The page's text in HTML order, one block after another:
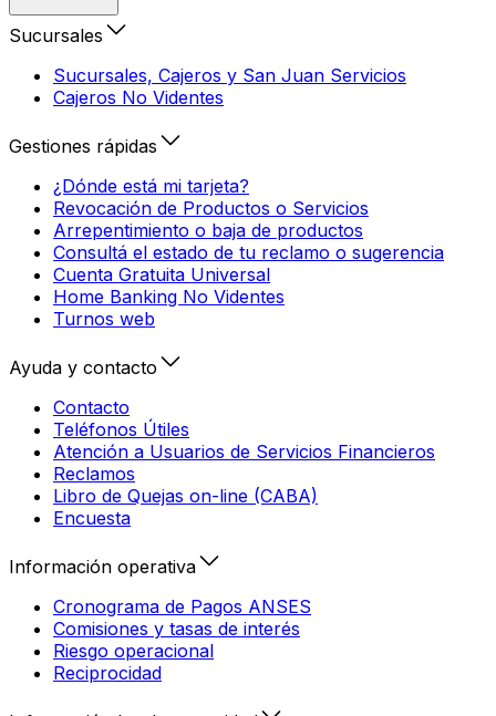
Sucursales
Sucursales, Cajeros y San Juan Servicios
Cajeros No Videntes
Gestiones rápidas
¿Dónde está mi tarjeta?
Revocación de Productos o Servicios
Arrepentimiento o baja de productos
Consultá el estado de tu reclamo o sugerencia
Cuenta Gratuita Universal
Home Banking No Videntes
Turnos web
Ayuda y contacto
Contacto
Teléfonos Útiles
Atención a Usuarios de Servicios Financieros
Reclamos
Libro de Quejas on-line (CABA)
Encuesta
Información operativa
Cronograma de Pagos ANSES
Comisiones y tasas de interés
Riesgo operacional
Reciprocidad